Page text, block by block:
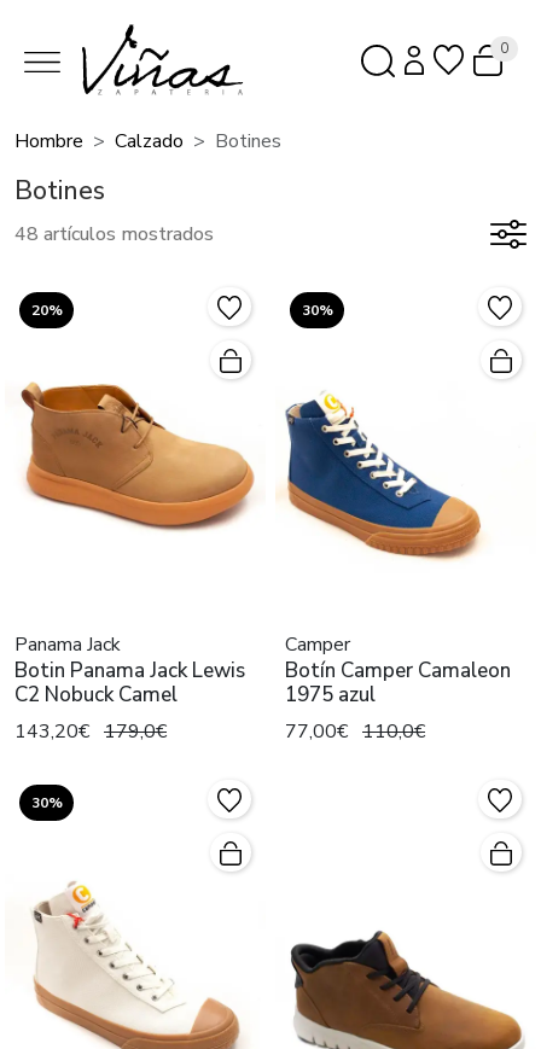
0
Hombre Calzado Botines
Botines
48 artículos mostrados
20%
Panama Jack
Botin Panama Jack Lewis
C2 Nobuck Camel
143,20€ 179,0€
30%
Camper
Botín Camper Camaleon
1975 azul
77,00€ 110,0€
30%